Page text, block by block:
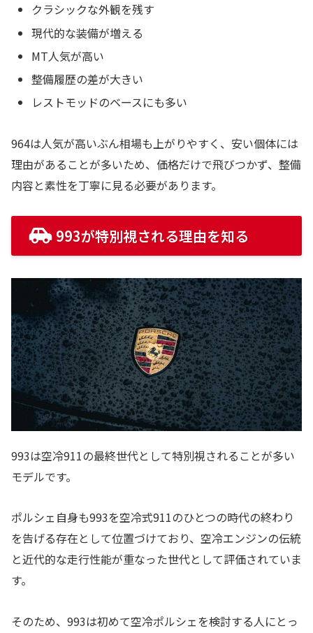
クラシックな外観を残す
現代的な装備が増える
MT人気が高い
整備履歴の差が大きい
レストモッドのベースにも多い
964は人気が高いぶん相場も上がりやすく、安い個体には
理由があることが多いため、価格だけで飛びつかず、整備
内容と素性を丁寧に見る必要があります。
993が特別視される理由を知る
993は空冷911の最終世代として特別視されることが多い
モデルです。
ポルシェ自身も993を空冷式911のひとつの時代の終わり
を告げる存在として位置づけており、空冷エンジンの伝統
と近代的な走行性能が重なった世代として評価されていま
す。
そのため、993は初めて空冷ポルシェを検討する人にとっ